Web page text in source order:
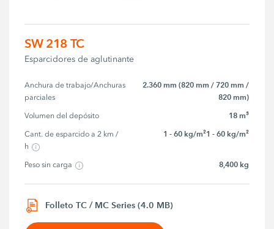
SW 218 TC
Esparcidores de aglutinante
Anchura de trabajo/Anchuras
parciales
2.360 mm (820 mm / 720 mm /
820 mm)
Volumen del depósito 18 m³
Cant. de esparcido a 2 km /
h
1 - 60 kg/m²1 - 60 kg/m²
Peso sin carga 8,400 kg
Folleto TC / MC Series (4.0 MB)